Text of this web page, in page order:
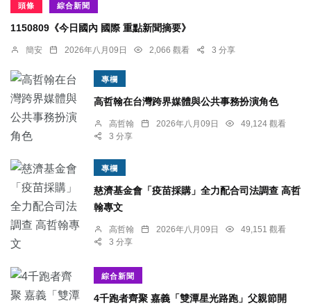
頭條 綜合新聞
1150809《今日國內 國際 重點新聞摘要》
簡安 2026年八月09日 2,066 觀看 3 分享
專欄
高哲翰在台灣跨界媒體與公共事務扮演角色
高哲翰 2026年八月09日
49,124 觀看
3 分享
專欄
慈濟基金會「疫苗採購」全力配合司法調查 高哲
翰專文
高哲翰 2026年八月09日
49,151 觀看
3 分享
綜合新聞
4千跑者齊聚 嘉義「雙潭星光路跑」父親節開